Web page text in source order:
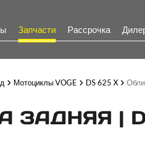
Запчасти Рассрочка
Мотоциклы VOGE DS 625 X
ЗАДНЯЯ |